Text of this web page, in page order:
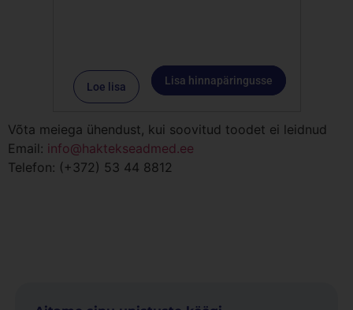
Loe lisa Lisa hinnapäringusse
Võta meiega ühendust, kui soovitud toodet ei leidnud
Email: info@haktekseadmed.ee
Telefon: (+372) 53 44 8812